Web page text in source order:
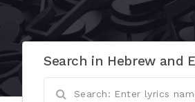
Search in Hebrew and